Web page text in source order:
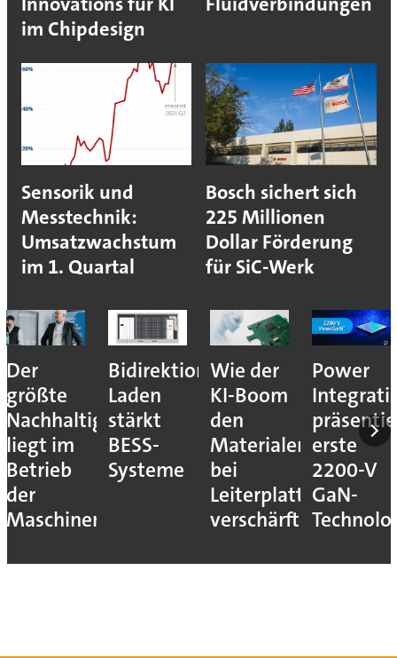
im Chipdesign
Sensorik und
Messtechnik:
Umsatzwachstum
im 1. Quartal
Bosch sichert sich
225 Millionen
Dollar Förderung
für SiC-Werk
Der
größte
Nachhaltigkeitshebel
liegt im
Betrieb
der
Maschinen
Bidirektionales
Laden
stärkt
BESS-
Systeme
Wie der
KI-Boom
den
Materialengpass
bei
Leiterplatten
verschärft
Power
erste
2200-V
GaN-